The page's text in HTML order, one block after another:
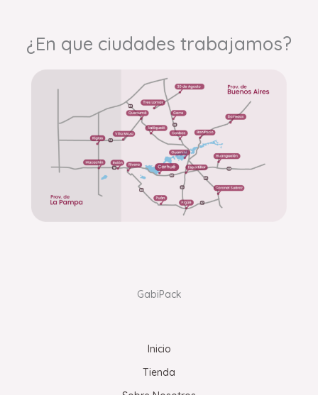
¿En que ciudades trabajamos?
GabiPack
Inicio
Tienda